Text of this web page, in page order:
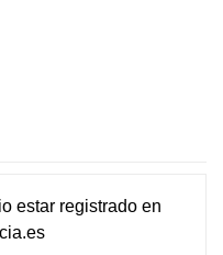
estar registradoen